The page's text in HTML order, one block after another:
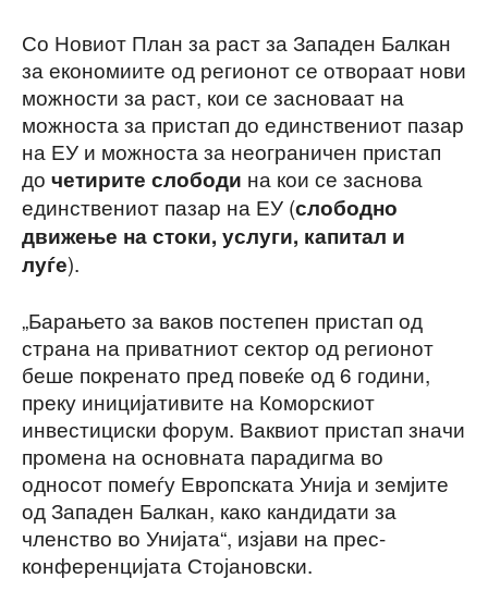
Со Новиот План за раст за Западен Балкан
за економиите од регионот се отвораат нови
можности за раст, кои се засноваат на
можноста за пристап до единствениот пазар
на ЕУ и можноста за неограничен пристап
до четирите слободи на кои се заснова
единствениот пазар на ЕУ (слободно
движење на стоки, услуги, капитал и
луѓе).
„Барањето за ваков постепен пристап од
страна на приватниот сектор од регионот
беше покренато пред повеќе од 6 години,
преку иницијативите на Коморскиот
инвестициски форум. Ваквиот пристап значи
промена на основната парадигма во
односот помеѓу Европската Унија и земјите
од Западен Балкан, како кандидати за
членство во Унијата“, изјави на прес-
конференцијата Стојановски.